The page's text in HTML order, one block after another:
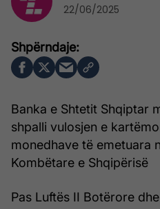
Banka e Shtetit Shqiptar
shpalli vulosjen e
monedhave të emetuara
Kombëtare e Shqipërisë
Pas Luftës II Botërore
22/06/2025